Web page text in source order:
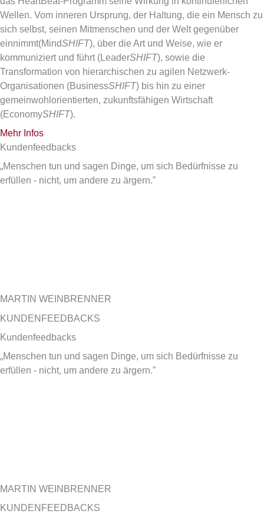
Wellen. Vom inneren Ursprung, der Haltung, die ein Mensch zu
sich selbst, seinen Mitmenschen und der Welt gegenüber
einnimmt(MindSHIFT), über die Art und Weise, wie er
kommuniziert und führt (LeaderSHIFT), sowie die
Transformation von hierarchischen zu agilen Netzwerk-
Organisationen (BusinessSHIFT) bis hin zu einer
gemeinwohlorientierten, zukunftsfähigen Wirtschaft
(EconomySHIFT).
Mehr Infos
Kundenfeedbacks
„Menschen tun und sagen Dinge, um sich Bedürfnisse zu
erfüllen - nicht, um andere zu ärgern.”
MARTIN WEINBRENNER
KUNDENFEEDBACKS
Kundenfeedbacks
„Menschen tun und sagen Dinge, um sich Bedürfnisse zu
erfüllen - nicht, um andere zu ärgern.”
MARTIN WEINBRENNER
KUNDENFEEDBACKS